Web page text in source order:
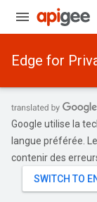
Edge for
Google utilise la
langue préférée.
contenir des